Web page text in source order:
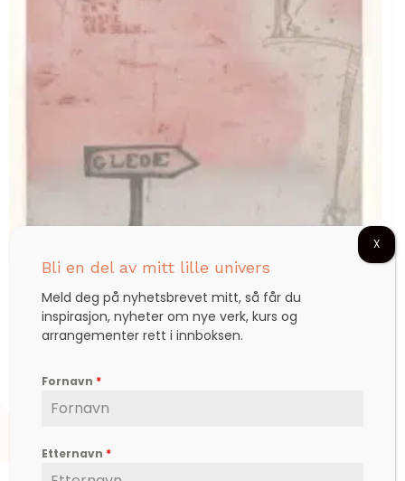
Hopp i gleden
4.000,00
Bli en del av mitt lille univers
Meld deg på nyhetsbrevet mitt, så får du
inspirasjon, nyheter om nye verk, kurs og
arrangementer rett i innboksen.
Fornavn *
Etternavn *
X